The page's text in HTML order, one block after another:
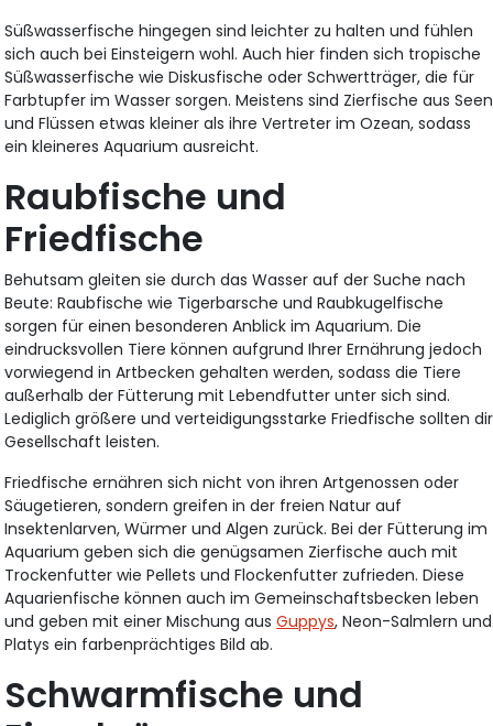
Süßwasserfische hingegen sind leichter zu halten und fühlen
sich auch bei Einsteigern wohl. Auch hier finden sich tropische
Süßwasserfische wie Diskusfische oder Schwertträger, die für
Farbtupfer im Wasser sorgen. Meistens sind Zierfische aus Seen
und Flüssen etwas kleiner als ihre Vertreter im Ozean, sodass
ein kleineres Aquarium ausreicht.
Raubfische und
Friedfische
Behutsam gleiten sie durch das Wasser auf der Suche nach
Beute: Raubfische wie Tigerbarsche und Raubkugelfische
sorgen für einen besonderen Anblick im Aquarium. Die
eindrucksvollen Tiere können aufgrund Ihrer Ernährung jedoch
vorwiegend in Artbecken gehalten werden, sodass die Tiere
außerhalb der Fütterung mit Lebendfutter unter sich sind.
Lediglich größere und verteidigungsstarke Friedfische sollten dir
Gesellschaft leisten.
Friedfische ernähren sich nicht von ihren Artgenossen oder
Säugetieren, sondern greifen in der freien Natur auf
Insektenlarven, Würmer und Algen zurück. Bei der Fütterung im
Aquarium geben sich die genügsamen Zierfische auch mit
Trockenfutter wie Pellets und Flockenfutter zufrieden. Diese
Aquarienfische können auch im Gemeinschaftsbecken leben
und geben mit einer Mischung ausGuppys, Neon-Salmlern und
Platys ein farbenprächtiges Bild ab.
Schwarmfische und